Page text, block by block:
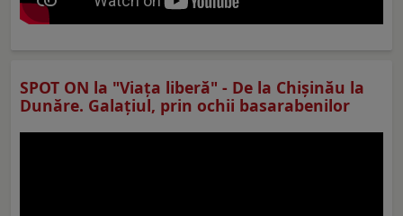
SPOT ON la "Viaţa liberă" - De la Chișinău la
Dunăre. Galațiul, prin ochii basarabenilor